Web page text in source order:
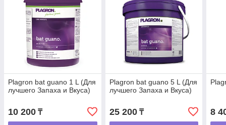
Plagron bat guano 1 L (Для
лучшего Запаха и Вкуса)
10 200 ₸
Plagron bat guano 5 L (Для
лучшего Запаха и Вкуса)
25 200₸ 8